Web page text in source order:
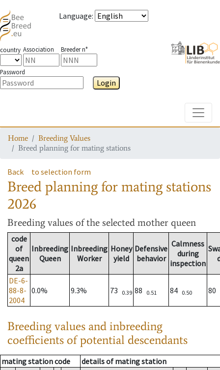
Language:
country Association Breeder n°
Password
Login
Home
Breeding Values
Breed planning for mating stations
Back to selection form
Breed planning for mating stations
2026
Breeding values of the selected mother queen
code
of
queen
2a
Inbreeding
Queen
Inbreeding
Worker
Honey
yield
Defensive
behavior
Calmness
during
inspection
DE-6-
88-8-
2004
0.0% 9.3% 73 0.39 88 0.51 84 0.50 80
Breeding values and inbreeding
coefficients of potential descendants
mating station code details of mating station